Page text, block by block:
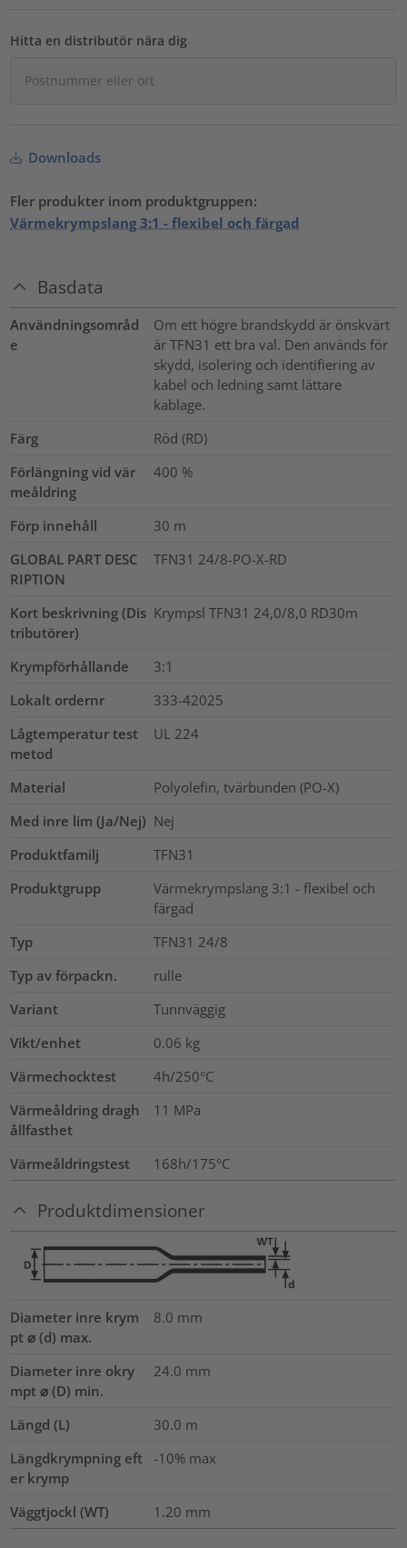
Hitta en distributör nära dig
Downloads
Fler produkter inom produktgruppen:
Värmekrympslang 3:1 - flexibel och färgad
Basdata
Användningsområd
e
Om ett högre brandskydd är önskvärt
är TFN31 ett bra val. Den används för
skydd, isolering och identifiering av
kabel och ledning samt lättare
kablage.
Färg
Röd (RD)
Förlängning vid vär
meåldring
400 %
Förp innehåll 30 m
GLOBAL PART DESC
RIPTION
TFN31 24/8-PO-X-RD
Kort beskrivning (Dis
tributörer)
Krympsl TFN31 24,0/8,0 RD30m
Krympförhållande
3:1
Lokalt ordernr
333-42025
Lågtemperatur test
metod
UL 224
Material
Polyolefin, tvärbunden (PO-X)
Med inre lim (Ja/Nej) Nej
Produktfamilj
TFN31
Produktgrupp
Värmekrympslang 3:1 - flexibel och
färgad
Typ
TFN31 24/8
Typ av förpackn.
rulle
Variant
Tunnväggig
Vikt/enhet
0.06 kg
Värmechocktest
4h/250°C
Värmeåldring dragh
ållfasthet
11 MPa
Värmeåldringstest 168h/175°C
Produktdimensioner
Diameter inre krym
pt ⌀ (d) max.
8.0 mm
Diameter inre okry
mpt ⌀ (D) min.
24.0 mm
Längd (L) 30.0 m
Längdkrympning eft
er krymp
-10% max
Väggtjockl (WT) 1.20 mm